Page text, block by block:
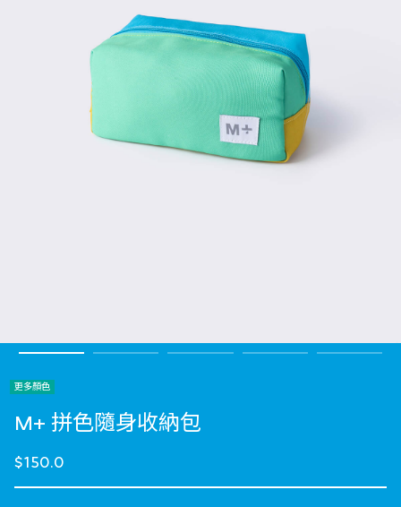
更多顏色
M+ 拼色隨身收納包
$150.0